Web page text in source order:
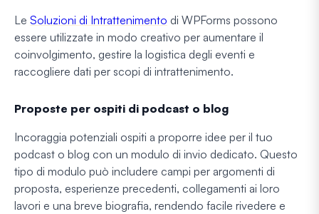
Le Soluzioni di Intrattenimento di WPForms possono
essere utilizzate in modo creativo per aumentare il
coinvolgimento, gestire la logistica degli eventi e
raccogliere dati per scopi di intrattenimento.
Proposte per ospiti di podcast o blog
Incoraggia potenziali ospiti a proporre idee per il tuo
podcast o blog con un modulo di invio dedicato. Questo
tipo di modulo può includere campi per argomenti di
proposta, esperienze precedenti, collegamenti ai loro
lavori e una breve biografia, rendendo facile rivedere e